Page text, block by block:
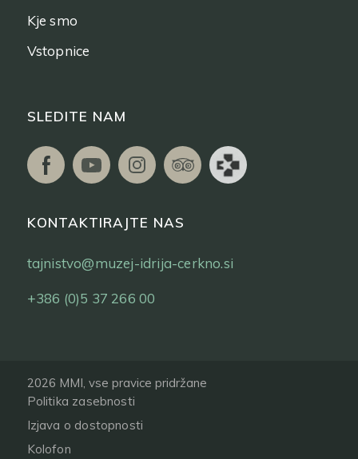
Kje smo
Vstopnice
SLEDITE NAM
KONTAKTIRAJTE NAS
tajnistvo@muzej-idrija-cerkno.si
+386 (0)5 37 266 00
2026 MMI, vse pravice pridržane
Politika zasebnosti
Izjava o dostopnosti
Kolofon